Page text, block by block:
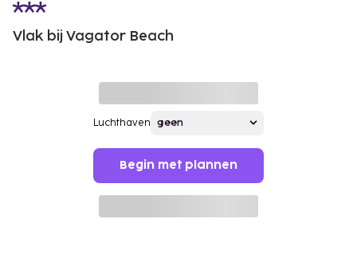
Vlak bij Vagator Beach
Luchthaven
Begin met plannen